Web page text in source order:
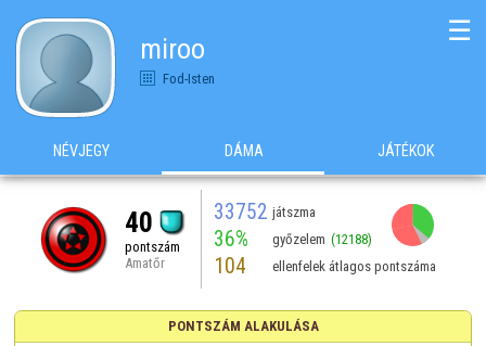
miroo
Fod-Isten
☰
NÉVJEGY DÁMA JÁTÉKOK
40
pontszám
Amatőr
33752 játszma
36% győzelem (12188)
104 ellenfelek átlagos pontszáma
PONTSZÁM ALAKULÁSA